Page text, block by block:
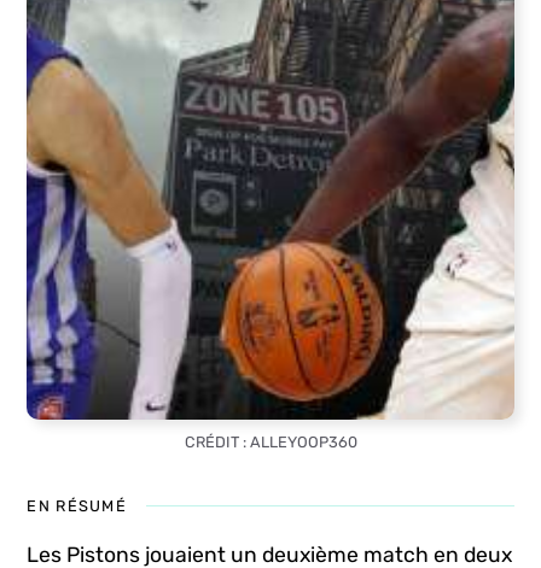
CRÉDIT : ALLEYOOP360
EN RÉSUMÉ
Les Pistons jouaient un deuxième match en deux